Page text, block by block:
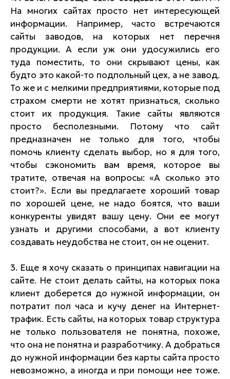
На многих сайтах просто нет интересующей
информации. Например, часто встречаются
сайты заводов, на которых нет перечня
продукции. А если уж они удосужились его
туда поместить, то они скрывают цены, как
будто это какой-то подпольный цех, а не завод.
То же и с мелкими предприятиями, которые под
страхом смерти не хотят признаться, сколько
стоит их продукция. Такие сайты являются
просто бесполезными. Потому что сайт
предназначен не только для того, чтобы
помочь клиенту сделать выбор, но я для того,
чтобы сэкономить вам время, которое вы
тратите, отвечая на вопросы: «А сколько это
стоит?». Если вы предлагаете хороший товар
по хорошей цене, не надо боятся, что ваши
конкуренты увидят вашу цену. Они ее могут
узнать и другими способами, а вот клиенту
создавать неудобства не стоит, он не оценит.
3. Еще я хочу сказать о принципах навигации на
сайте. Не стоит делать сайты, на которых пока
клиент доберется до нужной информации, он
потратит пол часа и кучу денег на Интернет-
трафик. Есть сайты, на которых товар структура
не только пользователя не понятна, похоже,
что она не понятна и разработчику. А добраться
до нужной информации без карты сайта просто
невозможно, а иногда и при помощи нее тоже.